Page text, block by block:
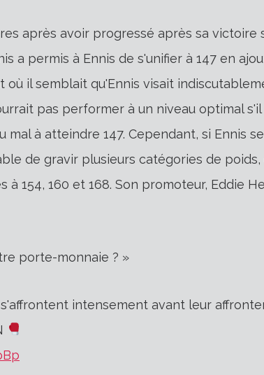
après avoir progressé après sa victoire
a permis à Ennis de s'unifier à 147 en
où il semblait qu'Ennis visait
pas performer à un niveau optimal
mal à atteindre 147. Cependant, si Ennis
de gravir plusieurs catégories de poids,
à 154, 160 et 168. Son promoteur, Eddie
porte-monnaie ? »
intensement avant leur